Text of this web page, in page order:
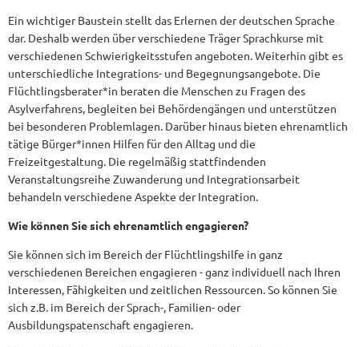
Ein wichtiger Baustein stellt das Erlernen der deutschen Sprache
dar. Deshalb werden über verschiedene Träger Sprachkurse mit
verschiedenen Schwierigkeitsstufen angeboten. Weiterhin gibt es
unterschiedliche Integrations- und Begegnungsangebote. Die
Flüchtlingsberater*in beraten die Menschen zu Fragen des
Asylverfahrens, begleiten bei Behördengängen und unterstützen
bei besonderen Problemlagen. Darüber hinaus bieten ehrenamtlich
tätige Bürger*innen Hilfen für den Alltag und die
Freizeitgestaltung. Die regelmäßig stattfindenden
Veranstaltungsreihe Zuwanderung und Integrationsarbeit
behandeln verschiedene Aspekte der Integration.
Wie können Sie sich ehrenamtlich engagieren?
Sie können sich im Bereich der Flüchtlingshilfe in ganz
verschiedenen Bereichen engagieren - ganz individuell nach Ihren
Interessen, Fähigkeiten und zeitlichen Ressourcen. So können Sie
sich z.B. im Bereich der Sprach-, Familien- oder
Ausbildungspatenschaft engagieren.